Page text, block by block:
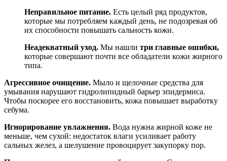
Неправильное питание. Есть целый ряд продуктов,
которые мы потребляем каждый день, не подозревая об
их способности повышать сальность кожи.
Неадекватный уход. Мы нашли три главные ошибки,
которые совершают почти все обладатели кожи жирного
типа.
Агрессивное очищение. Мыло и щелочные средства для
умывания нарушают гидролипидный барьер эпидермиса.
Чтобы поскорее его восстановить, кожа повышает выработку
себума.
Игнорирование увлажнения. Вода нужна жирной коже не
меньше, чем сухой: недостаток влаги усиливает работу
сальных желез, а шелушение провоцирует закупорку пор.